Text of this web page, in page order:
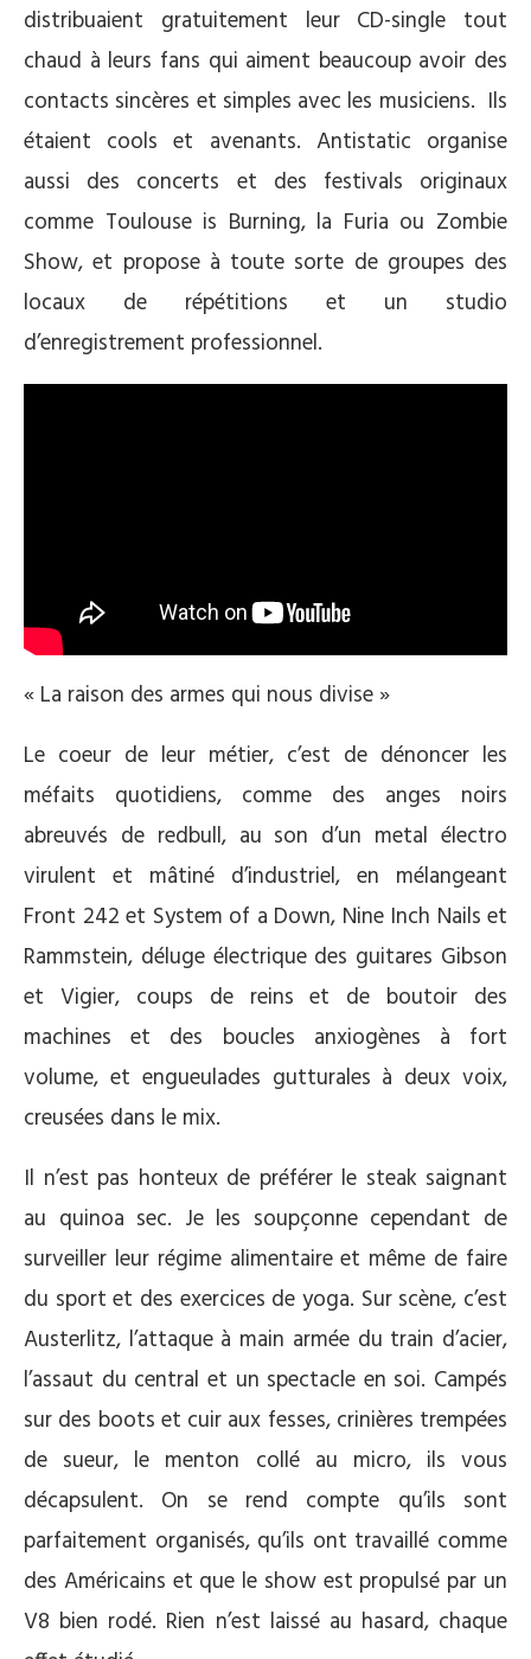
distribuaient gratuitement leur CD-single tout
chaud à leurs fans qui aiment beaucoup avoir des
contacts sincères et simples avec les musiciens. Ils
étaient cools et avenants. Antistatic organise
aussi des concerts et des festivals originaux
comme Toulouse is Burning, la Furia ou Zombie
Show, et propose à toute sorte de groupes des
locaux de répétitions et un studio
d’enregistrement professionnel.
« La raison des armes qui nous divise »
Le coeur de leur métier, c’est de dénoncer les
méfaits quotidiens, comme des anges noirs
abreuvés de redbull, au son d’un metal électro
virulent et mâtiné d’industriel, en mélangeant
Front 242 et System of a Down, Nine Inch Nails et
Rammstein, déluge électrique des guitares Gibson
et Vigier, coups de reins et de boutoir des
machines et des boucles anxiogènes à fort
volume, et engueulades gutturales à deux voix,
creusées dans le mix.
Il n’est pas honteux de préférer le steak saignant
au quinoa sec. Je les soupçonne cependant de
surveiller leur régime alimentaire et même de faire
du sport et des exercices de yoga. Sur scène, c’est
Austerlitz, l’attaque à main armée du train d’acier,
l’assaut du central et un spectacle en soi. Campés
sur des boots et cuir aux fesses, crinières trempées
de sueur, le menton collé au micro, ils vous
décapsulent. On se rend compte qu’ils sont
parfaitement organisés, qu’ils ont travaillé comme
des Américains et que le show est propulsé par un
V8 bien rodé. Rien n’est laissé au hasard, chaque